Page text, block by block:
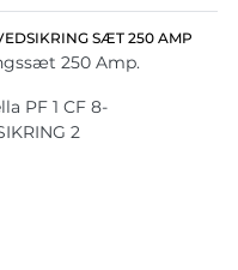
SÆT 250 AMP
250 Amp.
PF 1 CF 8-
2